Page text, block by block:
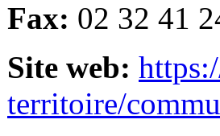
Fax: 02 32 41
Site web:
territoire/